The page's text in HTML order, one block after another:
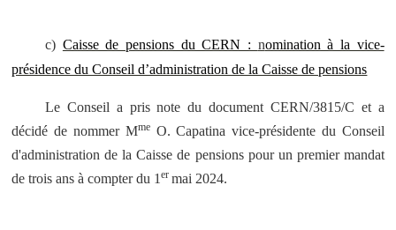
c) Caisse de pensions du CERN : nomination à la vice-
présidence du Conseil d’administration de la Caisse de pensions
Le Conseil a pris note du document CERN/3815/C et a
décidé de nommer MmeO. Capatina vice-présidente du Conseil
d'administration de la Caisse de pensions pour un premier mandat
de trois ans à compter du 1ermai 2024.